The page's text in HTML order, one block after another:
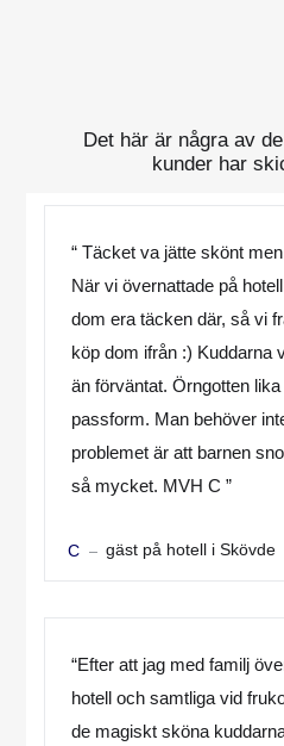
Det här är några av
kunder har
“ Täcket va jätte skönt
När vi övernattade på
dom era täcken där, så vi
köp dom ifrån :) Kuddarna
än förväntat. Örngotten
passform. Man behöver
problemet är att barnen
så mycket. MVH C ”
C gäst på hotell i Skövde
“Efter att jag med familj
hotell och samtliga vid
de magiskt sköna